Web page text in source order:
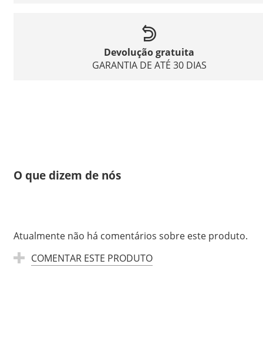
Devolução gratuita
GARANTIA DE ATÉ 30 DIAS
O que dizem de nós
Atualmente não há comentários sobre este produto.
COMENTAR ESTE PRODUTO